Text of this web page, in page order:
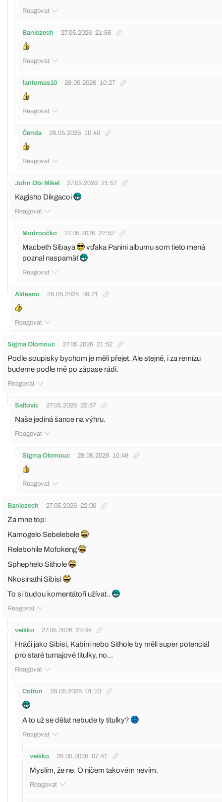
Reagovat
Baníczech 27.05.2026 21:56
Reagovat
fantomas10 28.05.2026 10:27
Reagovat
Čenda 28.05.2026 10:40
Reagovat
John Obi Mikel 27.05.2026 21:57
Kagisho Dikgacoi
Reagovat
Modroočko 27.05.2026 22:52
Macbeth Sibaya
vďaka Panini albumu som tieto mená
poznal naspamäť
Reagovat
Aldeano 28.05.2026 09:21
Reagovat
Sigma Olomouc 27.05.2026 21:52
Podle soupisky bychom je měli přejet. Ale stejně, i za remízu
budeme podle mě po zápase rádi.
Reagovat
Salfovic 27.05.2026 22:57
Naše jediná šance na výhru.
Reagovat
Sigma Olomouc 28.05.2026 10:49
Reagovat
Baníczech 27.05.2026 22:00
Za mne top:
Kamogelo Sebelebele
Relebohile Mofokeng
Sphephelo Sithole
Nkosinathi Sibisi
To si budou komentátoři užívat..
Reagovat
veikko 27.05.2026 22:44
Hráči jako Sibisi, Kabini nebo Sithole by měli super potenciál
pro staré turnajové titulky, no...
Reagovat
Cotton 28.05.2026 01:23
A to už se dělat nebude ty titulky?
Reagovat
veikko 28.05.2026 07:41
Myslím, že ne. O ničem takovém nevím.
Reagovat